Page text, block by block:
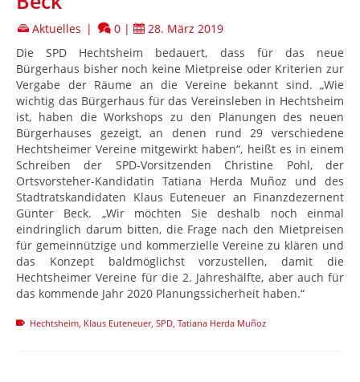
Aktuelles | 0 |
28. März 2019
Die SPD Hechtsheim bedauert, dass für das neue
Bürgerhaus bisher noch keine Mietpreise oder Kriterien zur
Vergabe der Räume an die Vereine bekannt sind. „Wie
wichtig das Bürgerhaus für das Vereinsleben in Hechtsheim
ist, haben die Workshops zu den Planungen des neuen
Bürgerhauses gezeigt, an denen rund 29 verschiedene
Hechtsheimer Vereine mitgewirkt haben“, heißt es in einem
Schreiben der SPD-Vorsitzenden Christine Pohl, der
Ortsvorsteher-Kandidatin Tatiana Herda Muñoz und des
Stadtratskandidaten Klaus Euteneuer an Finanzdezernent
Günter Beck. „Wir möchten Sie deshalb noch einmal
eindringlich darum bitten, die Frage nach den Mietpreisen
für gemeinnützige und kommerzielle Vereine zu klären und
das Konzept baldmöglichst vorzustellen, damit die
Hechtsheimer Vereine für die 2. Jahreshälfte, aber auch für
das kommende Jahr 2020 Planungssicherheit haben.“
Hechtsheim, Klaus Euteneuer, SPD, Tatiana Herda Muñoz